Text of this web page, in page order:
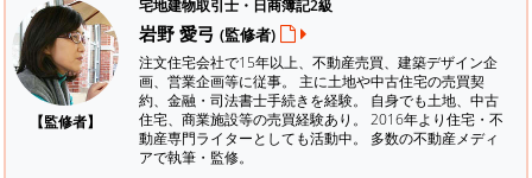
【監修者】
宅地建物取引士・日商簿記2級
岩野 愛弓 (監修者)
注文住宅会社で15年以上、不動産売買、建築デザイン企
画、営業企画等に従事。 主に土地や中古住宅の売買契
約、金融・司法書士手続きを経験。 自身でも土地、中古
住宅、商業施設等の売買経験あり。 2016年より住宅・不
動産専門ライターとしても活動中。 多数の不動産メディ
アで執筆・監修。